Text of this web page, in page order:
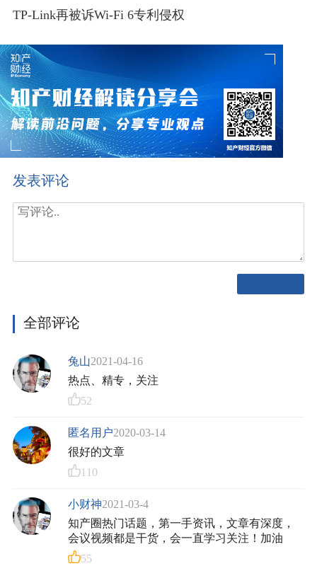
TP-Link再被诉Wi-Fi 6专利侵权
发表评论
全部评论
兔山2021-04-16
热点、精专，关注
52
匿名用户2020-03-14
很好的文章
110
小财神2021-03-4
知产圈热门话题，第一手资讯，文章有深度，
会议视频都是干货，会一直学习关注！加油
55